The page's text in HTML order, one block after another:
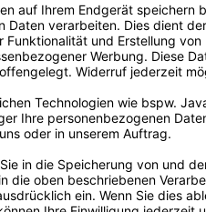
Geschenk-Set zur
Trinkflasche & Brotdose
- mit 5 süßen
Auswahl - mit Name
und Jahreszahl
personalisierbar
39,95 €
Passende Verpackungen